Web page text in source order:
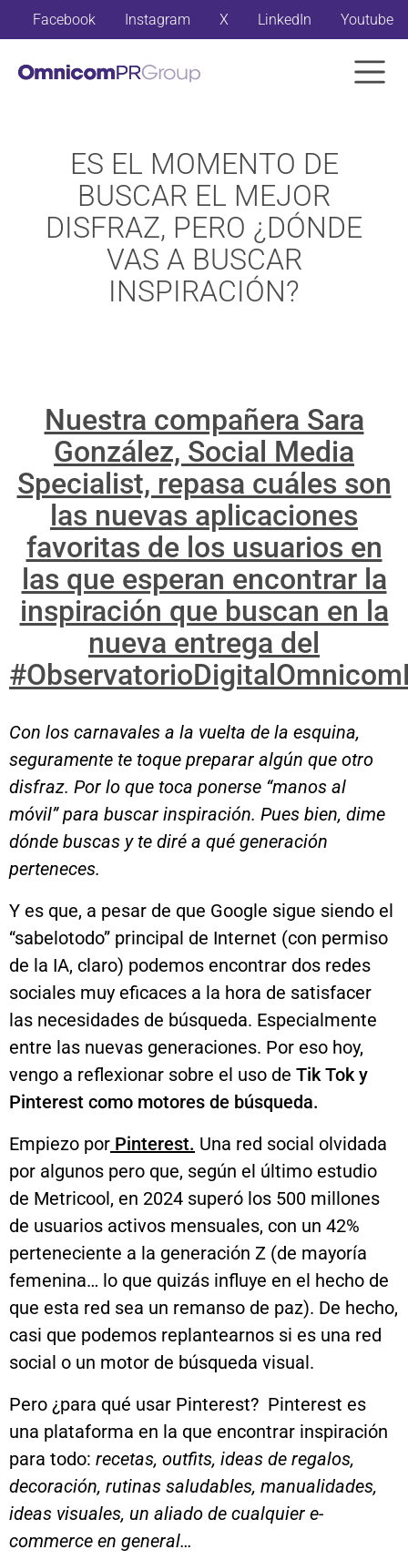
Facebook Instagram X LinkedIn Youtube
ES EL MOMENTO DE
BUSCAR EL MEJOR
DISFRAZ, PERO ¿DÓNDE
VAS A BUSCAR
INSPIRACIÓN?
Nuestra compañera Sara
González, Social Media
Specialist, repasa cuáles son
las nuevas aplicaciones
favoritas de los usuarios en
las que esperan encontrar la
inspiración que buscan en la
nueva entrega del
Con los carnavales a la vuelta de la esquina,
seguramente te toque preparar algún que otro
disfraz. Por lo que toca ponerse “manos al
móvil” para buscar inspiración. Pues bien, dime
dónde buscas y te diré a qué generación
perteneces.
Y es que, a pesar de que Google sigue siendo el
“sabelotodo” principal de Internet (con permiso
de la IA, claro) podemos encontrar dos redes
sociales muy eficaces a la hora de satisfacer
las necesidades de búsqueda. Especialmente
entre las nuevas generaciones. Por eso hoy,
vengo a reflexionar sobre el uso de Tik Tok y
Pinterest como motores de búsqueda.
Empiezo por Pinterest. Una red social olvidada
por algunos pero que, según el último estudio
de Metricool, en 2024 superó los 500 millones
de usuarios activos mensuales, con un 42%
perteneciente a la generación Z (de mayoría
femenina… lo que quizás influye en el hecho de
que esta red sea un remanso de paz). De hecho,
casi que podemos replantearnos si es una red
social o un motor de búsqueda visual.
Pero ¿para qué usar Pinterest? Pinterest es
una plataforma en la que encontrar inspiración
para todo: recetas, outfits, ideas de regalos,
decoración, rutinas saludables, manualidades,
ideas visuales, un aliado de cualquier e-
commerce en general…